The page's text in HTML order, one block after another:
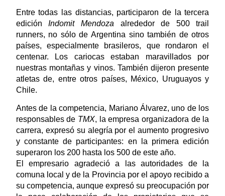
Entre todas las distancias, participaron de la tercera
ediciónIndomit Mendoza alrededor de 500 trail
runners, no sólo de Argentina sino también de otros
países, especialmente brasileros, que rondaron el
centenar. Los cariocas estaban maravillados por
nuestras montañas y vinos. También dijeron presente
atletas de, entre otros países, México, Uruguayos y
Chile.
Antes de la competencia, Mariano Álvarez, uno de los
responsables de TMX, la empresa organizadora de la
carrera, expresó su alegría por el aumento progresivo
y constante de participantes: en la primera edición
superaron los 200 hasta los 500 de este año.
El empresario agradeció a las autoridades de la
comuna local y de la Provincia por el apoyo recibido a
su competencia, aunque expresó su preocupación por